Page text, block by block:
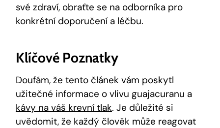
své zdraví, obraťte se na odborníka pro
konkrétní doporučení a léčbu.
Klíčové Poznatky
Doufám, že tento článek vám poskytl
užitečné informace o vlivu guajacuranu a
kávy na váš krevní tlak. Je důležité si
uvědomit, že každý člověk může reagovat